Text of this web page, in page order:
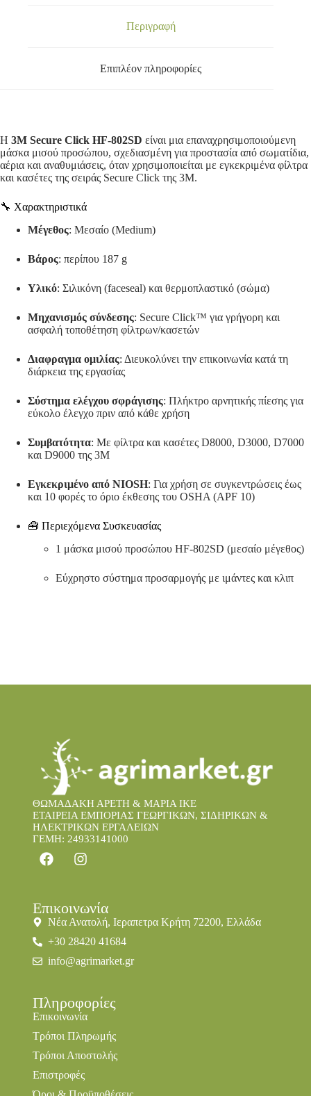
Περιγραφή
Επιπλέον πληροφορίες
Η 3M Secure Click HF-802SD είναι μια επαναχρησιμοποιούμενη
μάσκα μισού προσώπου, σχεδιασμένη για προστασία από σωματίδια,
αέρια και αναθυμιάσεις, όταν χρησιμοποιείται με εγκεκριμένα φίλτρα
και κασέτες της σειράς Secure Click της 3M.
🔧 Χαρακτηριστικά
Μέγεθος: Μεσαίο (Medium)
Βάρος: περίπου 187 g
Υλικό: Σιλικόνη (faceseal) και θερμοπλαστικό (σώμα)
Μηχανισμός σύνδεσης: Secure Click™ για γρήγορη και
ασφαλή τοποθέτηση φίλτρων/κασετών
Διαφραγμα ομιλίας: Διευκολύνει την επικοινωνία κατά τη
διάρκεια της εργασίας
Σύστημα ελέγχου σφράγισης: Πλήκτρο αρνητικής πίεσης για
εύκολο έλεγχο πριν από κάθε χρήση
Συμβατότητα: Με φίλτρα και κασέτες D8000, D3000, D7000
και D9000 της 3M
Εγκεκριμένο από NIOSH: Για χρήση σε συγκεντρώσεις έως
και 10 φορές το όριο έκθεσης του OSHA (APF 10)
🧰 Περιεχόμενα Συσκευασίας
1 μάσκα μισού προσώπου HF-802SD (μεσαίο μέγεθος)
Εύχρηστο σύστημα προσαρμογής με ιμάντες και κλιπ
ΘΩΜΑΔΑΚΗ ΑΡΕΤΗ & ΜΑΡΙΑ IKE
ΕΤΑΙΡΕΙΑ ΕΜΠΟΡΙΑΣ ΓΕΩΡΓΙΚΩΝ, ΣΙΔΗΡΙΚΩΝ &
ΗΛΕΚΤΡΙΚΩΝ ΕΡΓΑΛΕΙΩΝ
ΓΕΜΗ: 24933141000
Επικοινωνία
Νέα Ανατολή, Ιεραπετρα Κρήτη 72200, Ελλάδα
+30 28420 41684
info@agrimarket.gr
Πληροφορίες
Επικοινωνία
Τρόποι Πληρωμής
Τρόποι Αποστολής
Επιστροφές